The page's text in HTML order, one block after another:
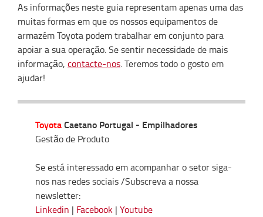
As informações neste guia representam apenas uma das
muitas formas em que os nossos equipamentos de
armazém Toyota podem trabalhar em conjunto para
apoiar a sua operação. Se sentir necessidade de mais
informação, contacte-nos. Teremos todo o gosto em
ajudar!
ToyotaCaetano Portugal - Empilhadores
Gestão de Produto
Se está interessado em acompanhar o setor siga-
nos nas redes sociais /Subscreva a nossa
newsletter:
Linkedin | Facebook | Youtube